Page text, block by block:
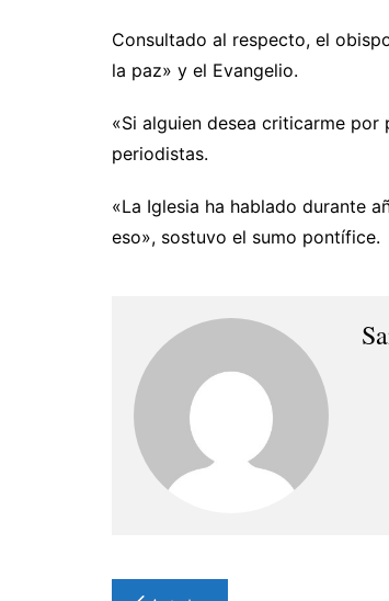
Consultado al respecto, el
la paz» y el Evangelio.
«Si alguien desea criticarme
periodistas.
«La Iglesia ha hablado durante
eso», sostuvo el sumo pontífice.